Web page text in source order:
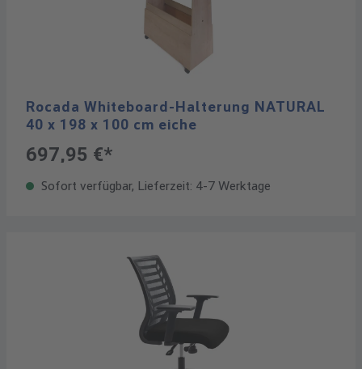
Rocada Whiteboard-Halterung NATURAL
40 x 198 x 100 cm eiche
697,95 €*
Sofort verfügbar, Lieferzeit: 4-7 Werktage